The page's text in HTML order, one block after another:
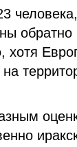
хотя
на